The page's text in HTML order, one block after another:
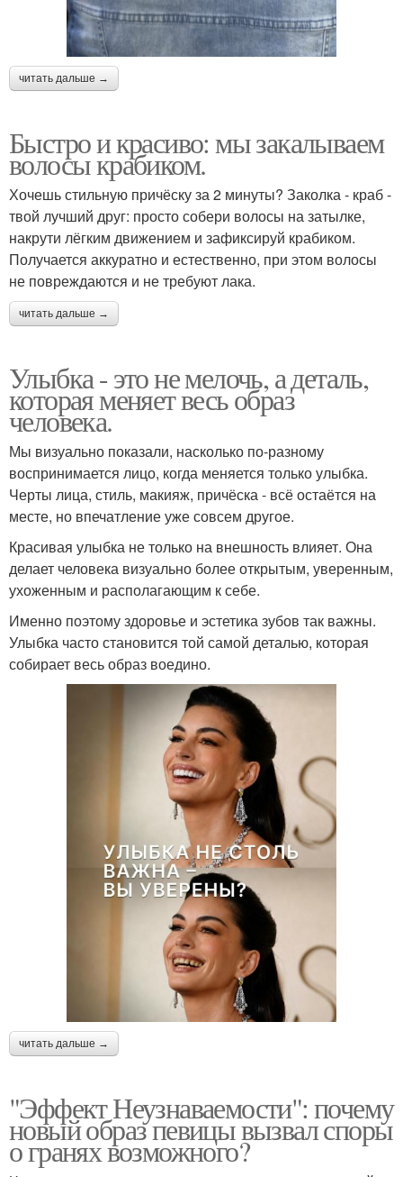
читать дальше →
Быстро и красиво: мы закалываем
волосы крабиком.
Хочешь стильную причёску за 2 минуты? Заколка - краб -
твой лучший друг: просто собери волосы на затылке,
накрути лёгким движением и зафиксируй крабиком.
Получается аккуратно и естественно, при этом волосы
не повреждаются и не требуют лака.
читать дальше →
Улыбка - это не мелочь, а деталь,
которая меняет весь образ
человека.
Мы визуально показали, насколько по-разному
воспринимается лицо, когда меняется только улыбка.
Черты лица, стиль, макияж, причёска - всё остаётся на
месте, но впечатление уже совсем другое.
Красивая улыбка не только на внешность влияет. Она
делает человека визуально более открытым, уверенным,
ухоженным и располагающим к себе.
Именно поэтому здоровье и эстетика зубов так важны.
Улыбка часто становится той самой деталью, которая
собирает весь образ воедино.
читать дальше →
"Эффект Неузнаваемости": почему
новый образ певицы вызвал споры
о гранях возможного?